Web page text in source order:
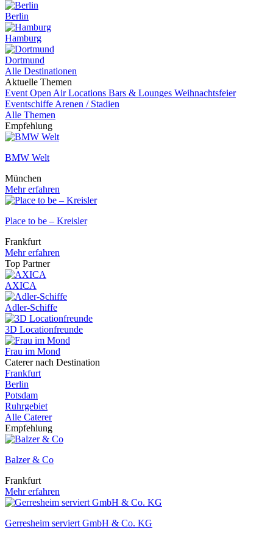
Berlin
Hamburg
Dortmund
Alle Destinationen
Aktuelle Themen
Event Open Air Locations Bars & Lounges Weihnachtsfeier
Eventschiffe Arenen / Stadien
Alle Themen
Empfehlung
BMW Welt
München
Mehr erfahren
Place to be – Kreisler
Frankfurt
Mehr erfahren
Top Partner
AXICA
Adler-Schiffe
3D Locationfreunde
Frau im Mond
Caterer nach Destination
Frankfurt
Berlin
Potsdam
Ruhrgebiet
Alle Caterer
Empfehlung
Balzer & Co
Frankfurt
Mehr erfahren
Gerresheim serviert GmbH & Co. KG